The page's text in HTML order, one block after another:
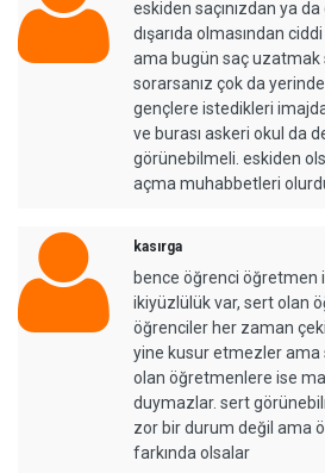
eskiden saçınızdan ya
dışarıda olmasından
ama bugün saç uzatmak
sorarsanız çok da
gençlere istedikleri
ve burası askeri okul da
görünebilmeli. eskiden
açma muhabbetleri
kasırga
bence öğrenci öğretmen
ikiyüzlülük var, sert olan
öğrenciler her zaman
yine kusur etmezler ama
olan öğretmenlere ise
duymazlar. sert
zor bir durum değil ama
farkında olsalar